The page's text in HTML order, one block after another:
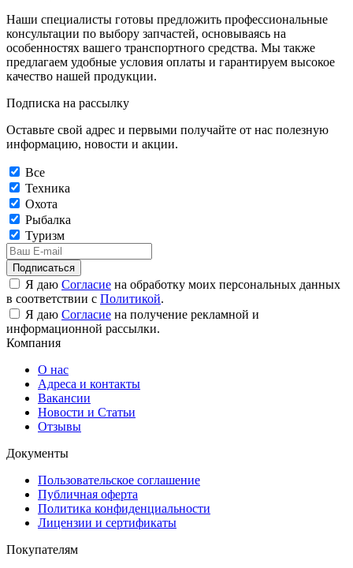
Наши специалисты готовы предложить профессиональные
консультации по выбору запчастей, основываясь на
особенностях вашего транспортного средства. Мы также
предлагаем удобные условия оплаты и гарантируем высокое
качество нашей продукции.
Подписка на рассылку
Оставьте свой адрес и первыми получайте от нас полезную
информацию, новости и акции.
Все
Техника
Охота
Рыбалка
Туризм
Подписаться
Я даю Согласие на обработку моих персональных данных
в соответствии с Политикой.
Я даю Согласие на получение рекламной и
информационной рассылки.
Компания
О нас
Адреса и контакты
Вакансии
Новости и Статьи
Отзывы
Документы
Пользовательское соглашение
Публичная оферта
Политика конфиденциальности
Лицензии и сертификаты
Покупателям